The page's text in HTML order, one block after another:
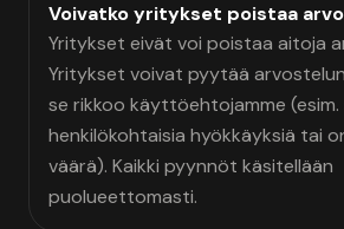
Voivatko yritykset poistaa
Yritykset eivät voi poistaa aitoja
Yritykset voivat pyytää
se rikkoo käyttöehtojamme (esim.
henkilökohtaisia hyökkäyksiä tai
väärä). Kaikki pyynnöt käsitellään
puolueettomasti.